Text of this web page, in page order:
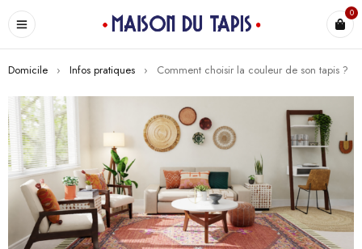
0
Domicile › Infos pratiques › Comment choisir la couleur de son tapis ?